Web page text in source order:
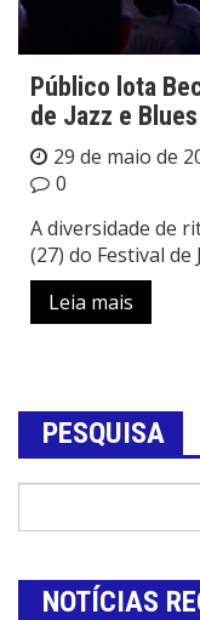
Público lota
de Jazz e Blues
29 de maio de
0
A diversidade de
(27) do Festival de
Leia mais
PESQUISA
NOTÍCIAS